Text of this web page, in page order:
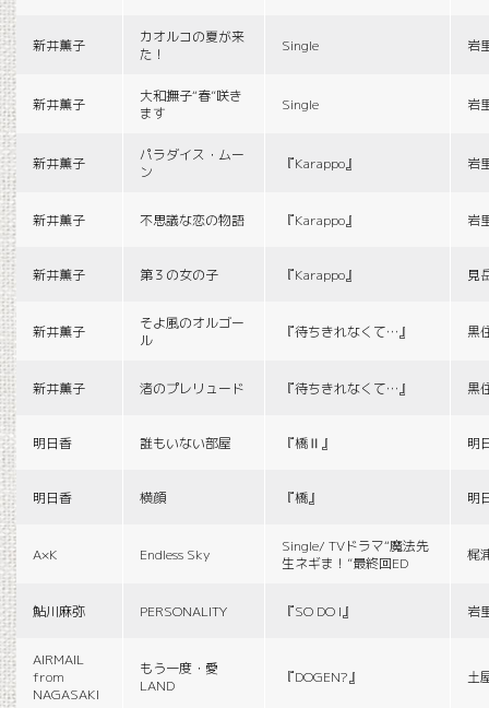
新井薫子
カオルコの夏が来
た！
Single 岩
新井薫子
大和撫子“春”咲き
ます
Single 岩
新井薫子
パラダイス・ムー
ン
『Karappo』 岩
新井薫子 不思議な恋の物語 『Karappo』 岩
新井薫子 第３の女の子 『Karappo』 見
新井薫子
そよ風のオルゴー
ル
『待ちきれなくて…』 黒
新井薫子 渚のプレリュード 『待ちきれなくて…』 黒
明日香 誰もいない部屋 『橋Ⅱ』 明
明日香 横顔 『橋』 明
A×K Endless Sky
Single/ TVドラマ“魔法先
生ネギま！”最終回ED
梶
鮎川麻弥 PERSONALITY 『SO DO I』 岩
AIRMAIL
from
NAGASAKI
もう一度・愛
LAND
『DOGEN?』 土